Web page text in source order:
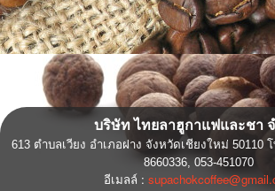
บริษัท ไทยลาฮูกาแฟและชา
613 ตำบลเวียง อำเภอฝาง จังหวัดเชียงใหม่ 50110
8660336, 053-451070
อีเมลล์ :